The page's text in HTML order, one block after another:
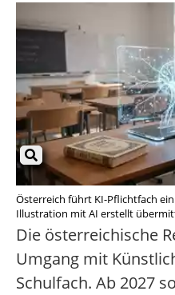
Österreich führt KI-Pflichtfach
Illustration mit AI erstellt
Die österreichische
Umgang mit
Schulfach. Ab 2027